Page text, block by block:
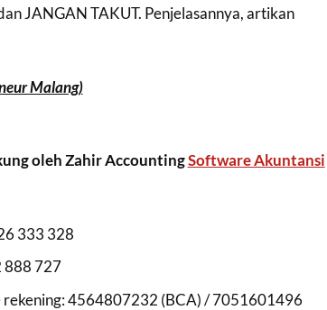
JANGAN TAKUT. Penjelasannya, artikan
Malang)
oleh Zahir AccountingSoftware Akuntansi
333 328
888 727
rekening: 4564807232 (BCA) / 7051601496